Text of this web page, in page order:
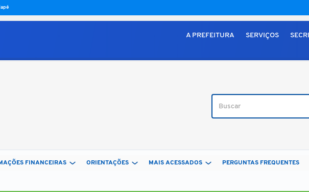
A PREFEITURA SERVIÇOS
FINANCEIRAS ORIENTAÇÕES MAIS ACESSADOS PERGUNTAS FREQUENTES